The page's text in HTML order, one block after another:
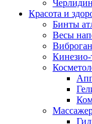
Красота и
Бинты
Весы